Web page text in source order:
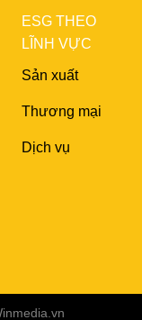
ESG THEO
LĨNH VỰC
Sản xuất
Thương mại
Dịch vụ